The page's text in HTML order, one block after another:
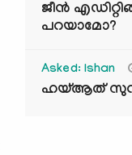
ജീൻ
പറയാമോ?
Asked: Ishan
ഹയ്ആത്